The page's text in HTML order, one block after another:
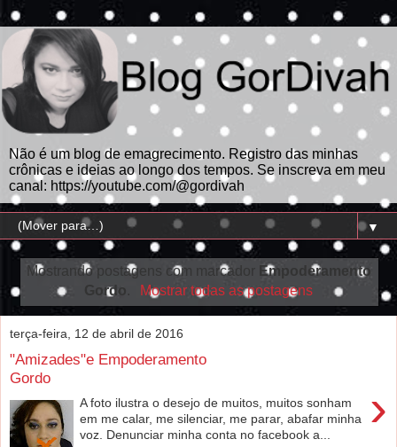
Não é um blog de emagrecimento. Registro das minhas
crônicas e ideias ao longo dos tempos. Se inscreva em meu
canal: https://youtube.com/@gordivah
▼
Mostrando postagens com marcador Empoderamento
Gordo. Mostrar todas as postagens
terça-feira, 12 de abril de 2016
"Amizades"e Empoderamento
Gordo
›
A foto ilustra o desejo de muitos, muitos sonham
em me calar, me silenciar, me parar, abafar minha
voz. Denunciar minha conta no facebook a...